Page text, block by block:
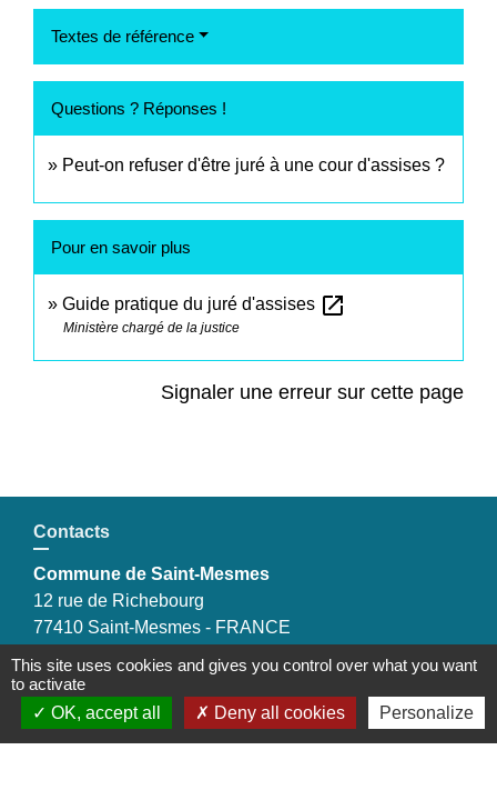
Textes de référence
Questions ? Réponses !
Peut-on refuser d'être juré à une cour d'assises ?
Pour en savoir plus
Guide pratique du juré d'assises open_in_new
Ministère chargé de la justice
Signaler une erreur sur cette page
Contacts
Commune de Saint-Mesmes
12 rue de Richebourg
77410 Saint-Mesmes - FRANCE
This site uses cookies and gives you control over what you want
to activate
OK, accept all
Deny all cookies Personalize